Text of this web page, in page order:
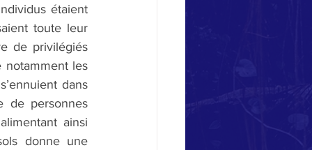
étaient
toute leur
de privilégiés
notamment les
dans
de personnes
ainsi
donne une